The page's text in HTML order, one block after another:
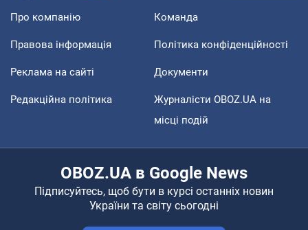
Про компанію Команда
Правова інформація Політика конфіденційності
Реклама на сайті Документи
Редакційна політика
Журналісти OBOZ.UA на
місці подій
OBOZ.UA в Google News
Підписуйтесь, щоб бути в курсі останніх новин
України та світу сьогодні